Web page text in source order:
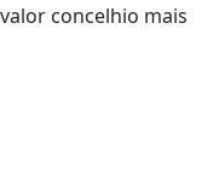
concelhio mais